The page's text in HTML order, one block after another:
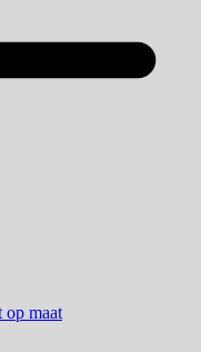
op maat